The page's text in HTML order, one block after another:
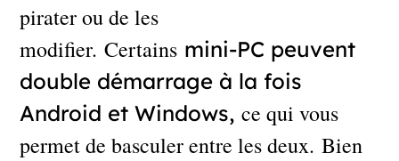
pirater ou de les
modifier. Certains mini-PC peuvent
double démarrage à la fois
Android et Windows, ce qui vous
permet de basculer entre les deux. Bien